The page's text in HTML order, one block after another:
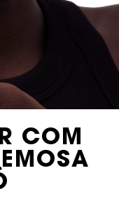
COM